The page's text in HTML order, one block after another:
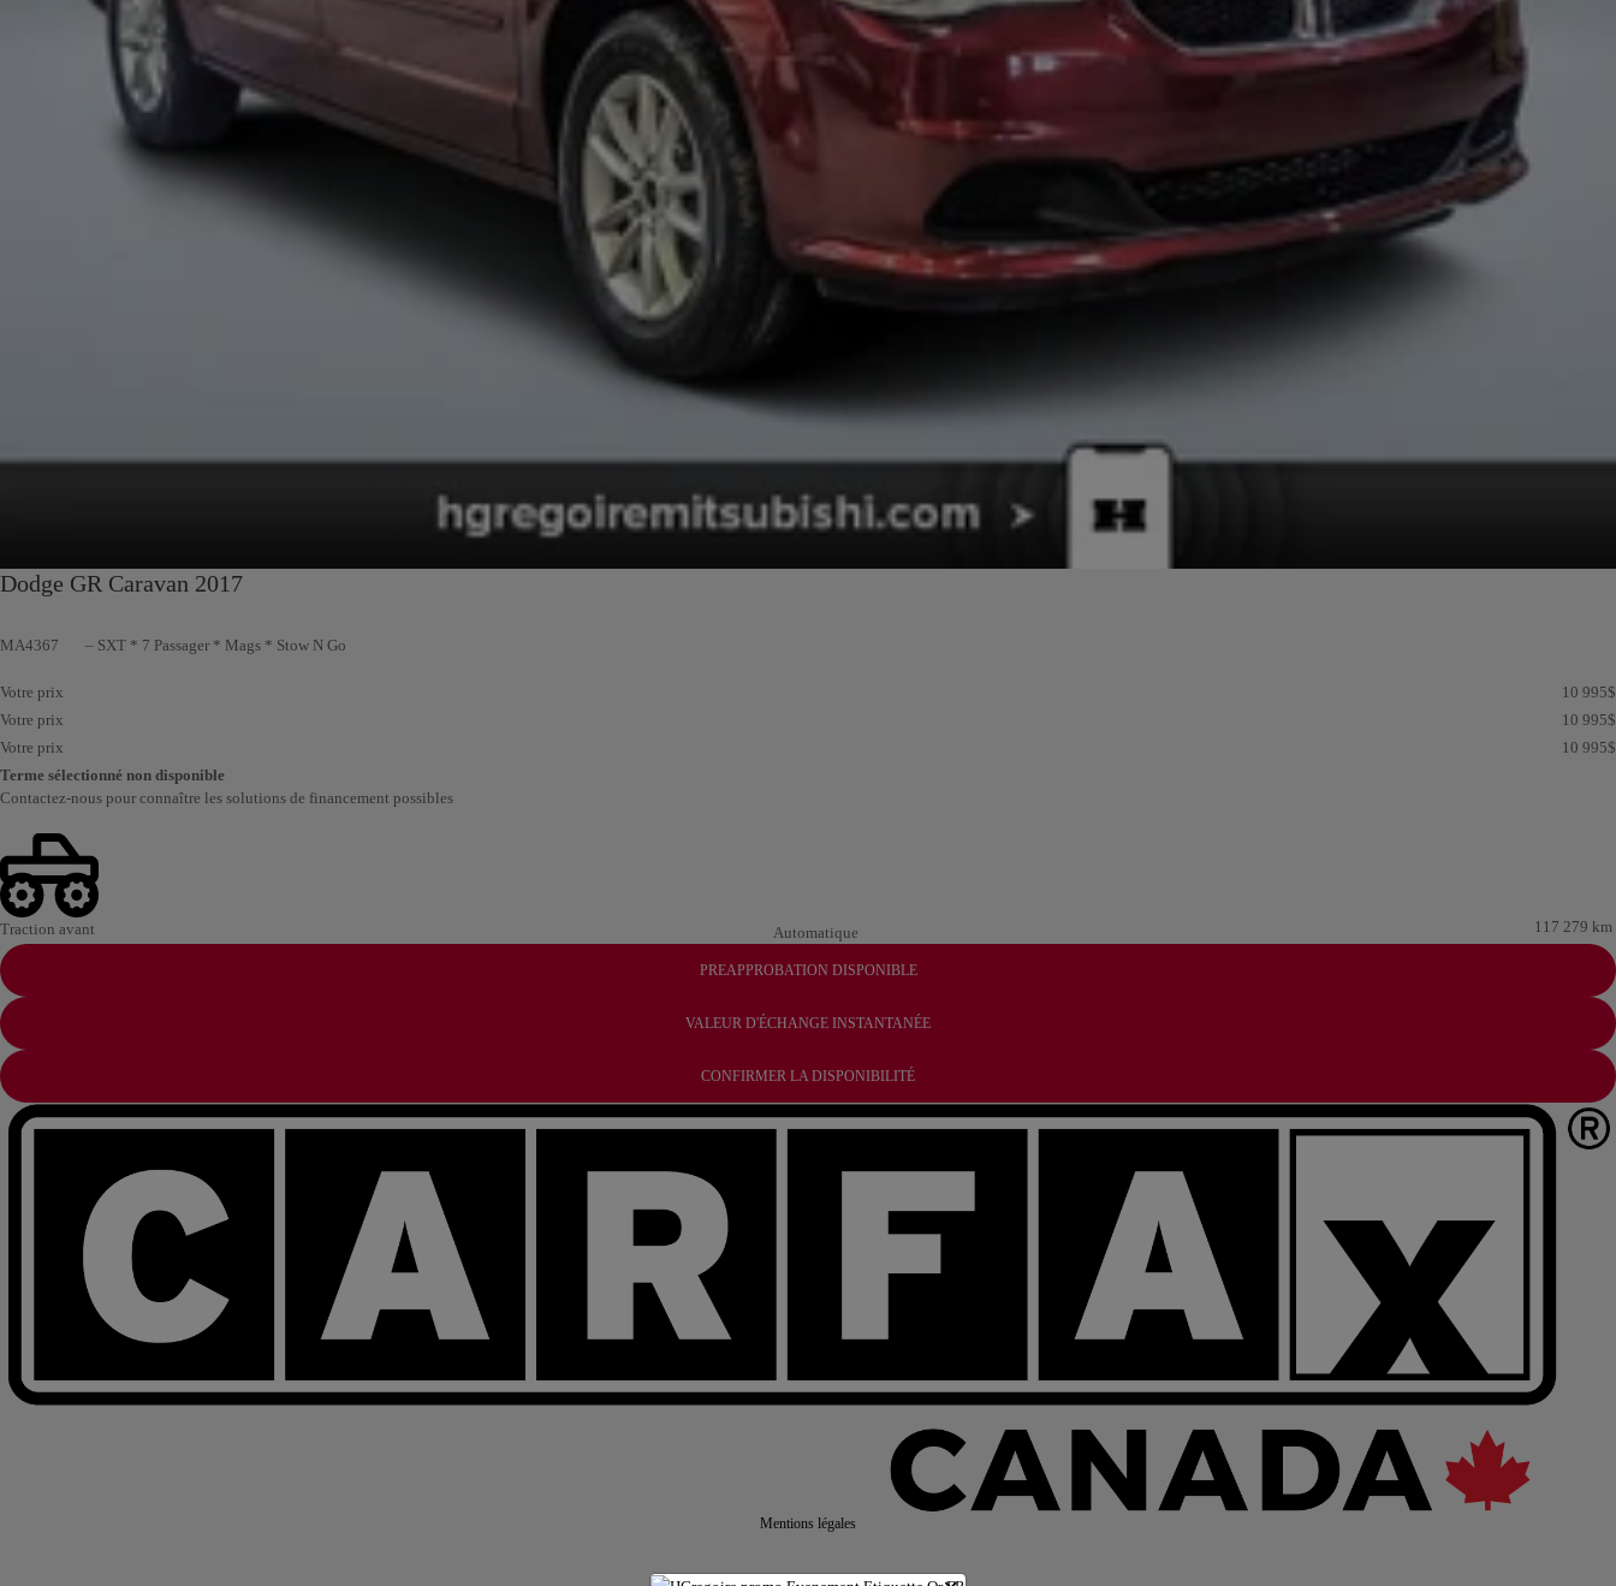
Dodge GR Caravan 2017
MA4367 – SXT * 7 Passager * Mags * Stow N Go
Votre prix 10 995$
Votre prix
10 995$
Votre prix
10 995$
Terme sélectionné non disponible
Contactez-nous pour connaître les solutions de financement possibles
Traction avant Automatique 117 279 km
PREAPPROBATION DISPONIBLE
VALEUR D'ÉCHANGE INSTANTANÉE
CONFIRMER LA DISPONIBILITÉ
Mentions légales